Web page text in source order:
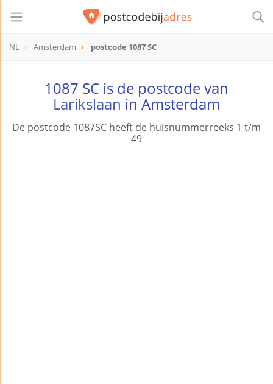
NL Amsterdam postcode 1087 SC
1087 SC is de postcode van
Larikslaan in Amsterdam
De postcode 1087SC heeft de huisnummerreeks 1 t/m
49